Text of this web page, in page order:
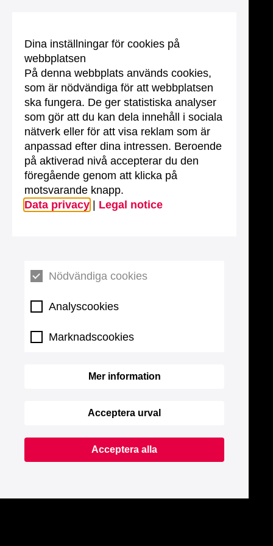
Dina inställningar för cookies på
webbplatsen
På denna webbplats används cookies,
som är nödvändiga för att webbplatsen
ska fungera. De ger statistiska analyser
som gör att du kan dela innehåll i sociala
nätverk eller för att visa reklam som är
anpassad efter dina intressen. Beroende
på aktiverad nivå accepterar du den
föregående genom att klicka på
motsvarande knapp.
Data privacy
Legal notice
Nödvändiga cookies
Analyscookies
Marknadscookies
Mer information
Acceptera urval
Acceptera alla